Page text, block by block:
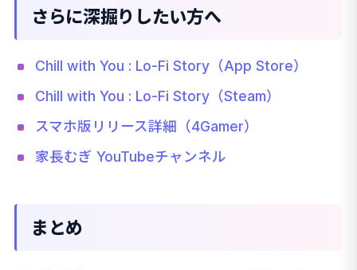
さらに深掘りしたい方へ
Chill with You : Lo-Fi Story（App Store）
Chill with You : Lo-Fi Story（Steam）
スマホ版リリース詳細（4Gamer）
家長むぎ YouTubeチャンネル
まとめ